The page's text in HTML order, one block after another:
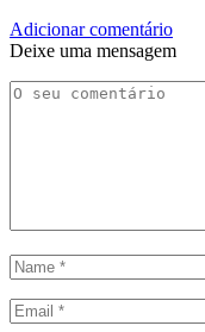
Adicionar comentário
Deixe uma mensagem